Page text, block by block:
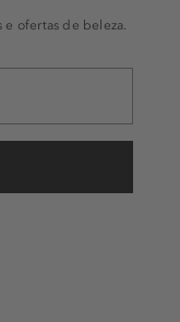
e ofertas de beleza.